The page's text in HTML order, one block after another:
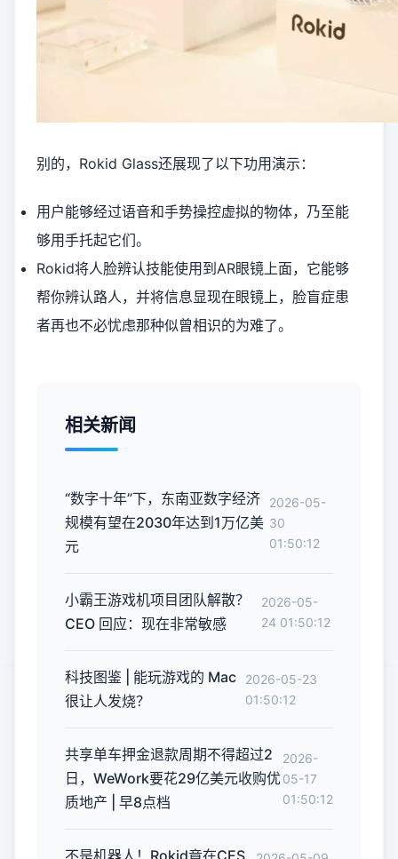
别的，Rokid Glass还展现了以下功用演示：
用户能够经过语音和手势操控虚拟的物体，乃至能
够用手托起它们。
Rokid将人脸辨认技能使用到AR眼镜上面，它能够
帮你辨认路人，并将信息显现在眼镜上，脸盲症患
者再也不必忧虑那种似曾相识的为难了。
相关新闻
“数字十年”下，东南亚数字经济
规模有望在2030年达到1万亿美
元
2026-05-
30
01:50:12
小霸王游戏机项目团队解散？
CEO 回应：现在非常敏感
2026-05-
24 01:50:12
科技图鉴 | 能玩游戏的 Mac
很让人发烧？
2026-05-23
01:50:12
共享单车押金退款周期不得超过2
日，WeWork要花29亿美元收购优
质地产 | 早8点档
2026-
05-17
01:50:12
不是机器人！Rokid竟在CES